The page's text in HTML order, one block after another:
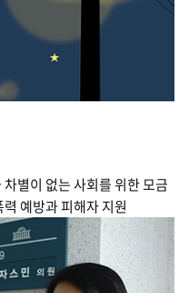
별이 없는 사회를 위한 모금
예방과 피해자 지원